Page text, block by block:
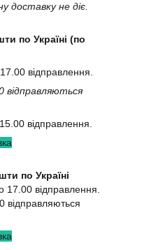
доставку не діє.
по Україні (по
відправлення.
відправляються
відправлення.
по Україні
17.00 відправлення.
відправляються